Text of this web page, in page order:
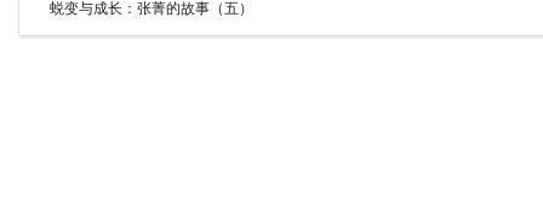
蜕变与成长：张菁的故事（五）